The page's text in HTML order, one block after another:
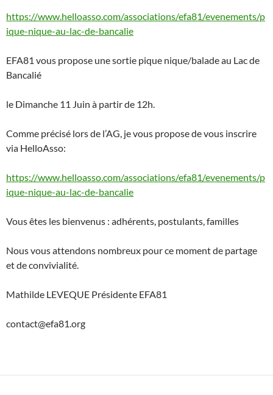
https://www.helloasso.com/associations/efa81/evenements/p
ique-nique-au-lac-de-bancalie
EFA81 vous propose une sortie pique nique/balade au Lac de
Bancalié
le Dimanche 11 Juin à partir de 12h.
Comme précisé lors de l’AG, je vous propose de vous inscrire
via HelloAsso:
https://www.helloasso.com/associations/efa81/evenements/p
ique-nique-au-lac-de-bancalie
Vous êtes les bienvenus : adhérents, postulants, familles
Nous vous attendons nombreux pour ce moment de partage
et de convivialité.
Mathilde LEVEQUE Présidente EFA81
contact@efa81.org